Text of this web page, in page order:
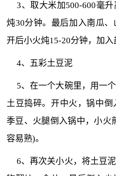
3、取大米加500-600毫
炖30分钟。最后加入南瓜
开后小火炖15-20分钟，加入
4、五彩土豆泥
5、在一个大碗里，用一
土豆捣碎。开中火，锅中
季豆、火腿倒入锅中，小火
容易熟)。
6、再次关小火，将土豆